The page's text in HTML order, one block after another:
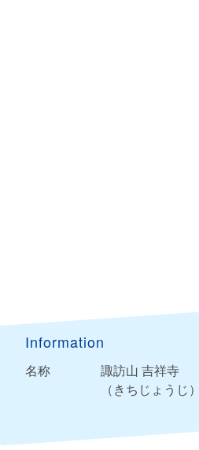
Information
名称
諏訪山 吉祥寺
（きちじょうじ）